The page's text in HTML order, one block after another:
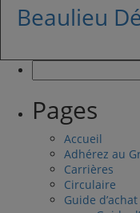
Beaulieu
Pages
Accueil
Adhérez au
Carrières
Circulaire
Guide d’achat